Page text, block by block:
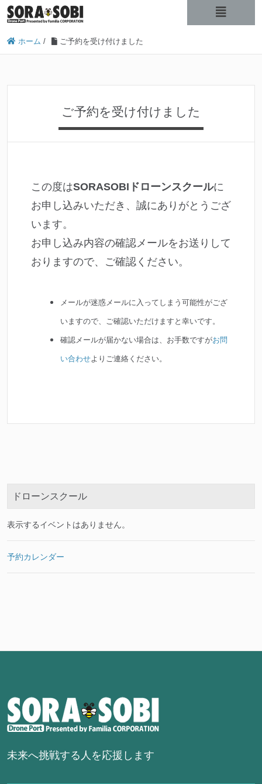
ホーム / ご予約を受け付けました
ご予約を受け付けました
この度はSORASOBIドローンスクールに
お申し込みいただき、誠にありがとうござ
います。
お申し込み内容の確認メールをお送りして
おりますので、ご確認ください。
メールが迷惑メールに入ってしまう可能性がござ
いますので、ご確認いただけますと幸いです。
確認メールが届かない場合は、お手数ですがお問
い合わせよりご連絡ください。
ドローンスクール
表示するイベントはありません。
予約カレンダー
未来へ挑戦する人を応援します